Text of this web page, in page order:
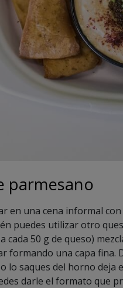
parmesano
en una cena informal
puedes utilizar otro
cada 50 g de queso)
formando una capa fina.
lo saques del horno
darle el formato que